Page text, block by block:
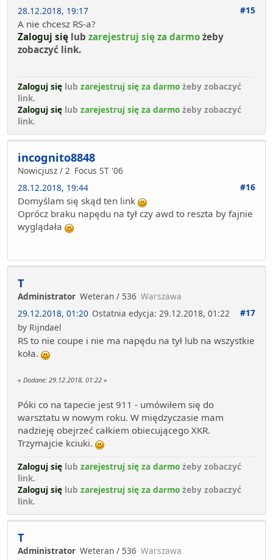
28.12.2018, 19:17
#15
A nie chcesz RS-a?
Zaloguj się lub zarejestruj się za darmo żeby
zobaczyć link.
Zaloguj się lub zarejestruj się za darmo żeby zobaczyć
link.
Zaloguj się lub zarejestruj się za darmo żeby zobaczyć
link.
incognito8848
Nowicjusz / 2 Focus ST '06
28.12.2018, 19:44
#16
Domyślam się skąd ten link
Oprócz braku napędu na tył czy awd to reszta by fajnie
wyglądała
T
Administrator Weteran / 536 Warszawa
29.12.2018, 01:20
#17
Ostatnia edycja: 29.12.2018, 01:22
by Rijndael
RS to nie coupe i nie ma napędu na tył lub na wszystkie
koła.
« Dodane: 29.12.2018, 01:22 »
Póki co na tapecie jest 911 - umówiłem się do
warsztatu w nowym roku. W międzyczasie mam
nadzieję obejrzeć całkiem obiecującego XKR.
Trzymajcie kciuki.
Zaloguj się lub zarejestruj się za darmo żeby zobaczyć
link.
Zaloguj się lub zarejestruj się za darmo żeby zobaczyć
link.
T
Administrator Weteran / 536 Warszawa